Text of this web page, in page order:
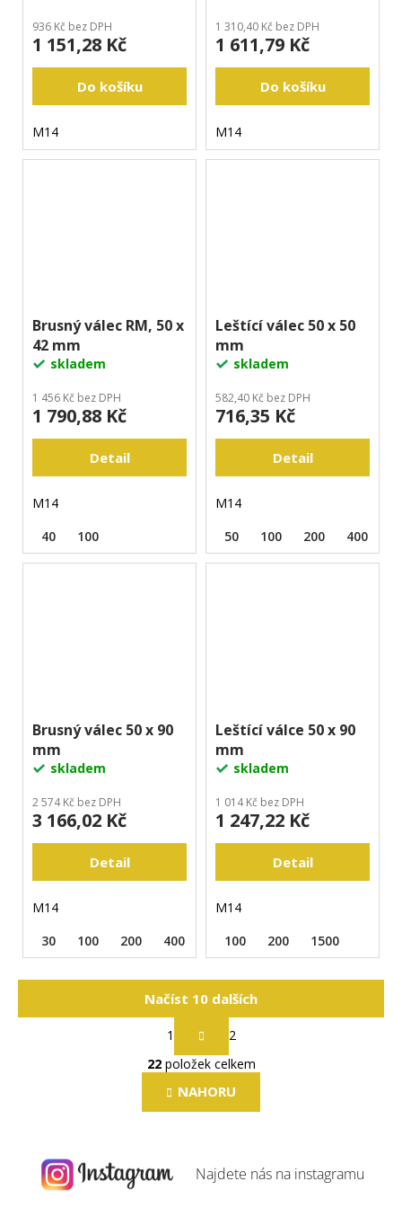
936 Kč bez DPH
1 151,28 Kč
Do košíku
M14
1 310,40 Kč bez DPH
1 611,79 Kč
Do košíku
M14
Brusný válec RM, 50 x
42 mm
skladem
1 456 Kč bez DPH
1 790,88 Kč
Detail
M14
40
100
Leštící válec 50 x 50
mm
skladem
582,40 Kč bez DPH
716,35 Kč
Detail
M14
50
100 200 400
Brusný válec 50 x 90
mm
skladem
2 574 Kč bez DPH
3 166,02 Kč
Detail
M14
30
100 200 400
Leštící válce 50 x 90
mm
skladem
1 014 Kč bez DPH
1 247,22 Kč
Detail
M14
100
200 1500
O
v
l
á
c
Načíst 10 dalších
t
r
á
n
k
n
1
2
22položek celkem
NAHORU
Najdete nás na instagramu